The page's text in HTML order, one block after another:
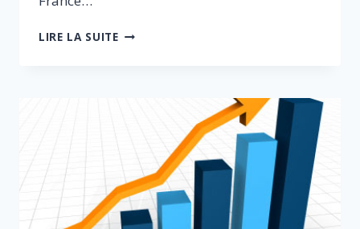
LIRE LA SUITERÉPONDRE
UNE
POLITIQUE
AU
SERVICE